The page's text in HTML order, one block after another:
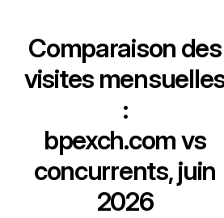
Comparaison des
visites
:
bpexch.comvs
concurrents, juin
2026